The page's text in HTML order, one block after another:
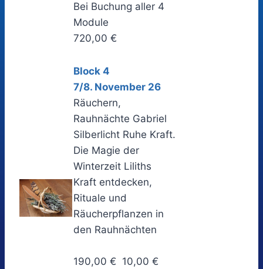
Bei Buchung aller 4
Module
720,00 €
Block 4
7/8. November 26
Räuchern,
Rauhnächte Gabriel
Silberlicht Ruhe Kraft.
Die Magie der
Winterzeit Liliths
Kraft entdecken,
Rituale und
Räucherpflanzen in
den Rauhnächten
190,00 € 10,00 €